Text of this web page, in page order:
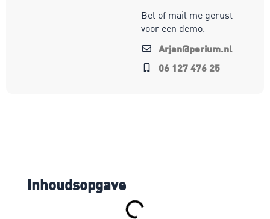
Bel of mail me gerust
voor een demo.
Arjan@perium.nl
06 127 476 25
Inhoudsopgave